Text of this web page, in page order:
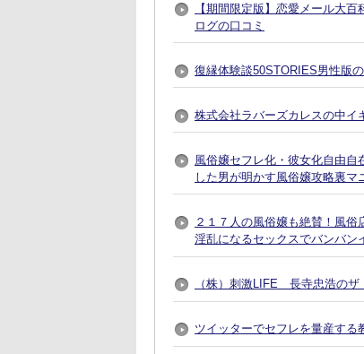
【期間限定版】恋愛メール大
ログの口コミ
復縁体験談50STORIES男性版
株式会社ラバーズカレスの中イ
風俗嬢セフレ化・彼女化自由自
した男が明かす風俗嬢攻略裏マ
２１７人の風俗嬢も絶賛！風
淫乱になるセックスでバンバン
（株）刺激LIFE 長寺忠浩のザ
ツイッターでセフレを量産する